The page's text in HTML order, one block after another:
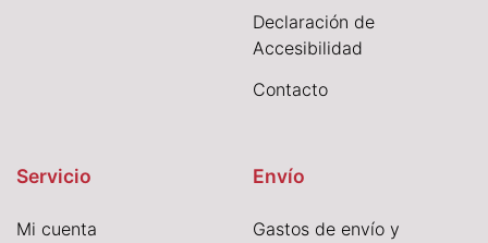
Declaración de
Accesibilidad
Contacto
Servicio
Mi cuenta
Envío
Gastos de envío y